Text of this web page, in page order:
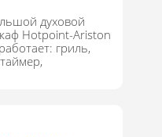
духовой
Hotpoint-Ariston
гриль,